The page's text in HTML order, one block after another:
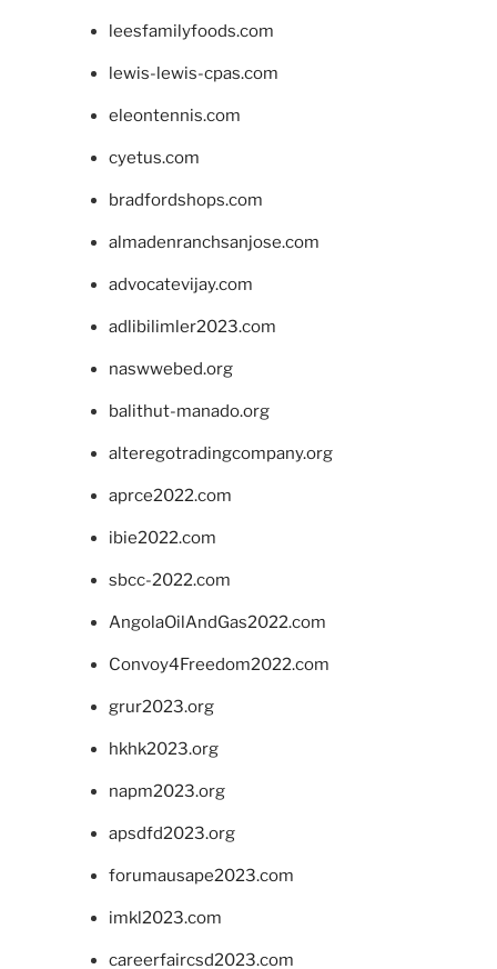
leesfamilyfoods.com
lewis-lewis-cpas.com
eleontennis.com
cyetus.com
bradfordshops.com
almadenranchsanjose.com
advocatevijay.com
adlibilimler2023.com
naswwebed.org
balithut-manado.org
alteregotradingcompany.org
aprce2022.com
ibie2022.com
sbcc-2022.com
AngolaOilAndGas2022.com
Convoy4Freedom2022.com
grur2023.org
hkhk2023.org
napm2023.org
apsdfd2023.org
forumausape2023.com
imkl2023.com
careerfaircsd2023.com